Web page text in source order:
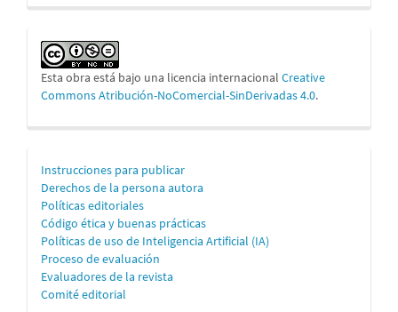
Esta obra está bajo una licencia internacional Creative
Commons Atribución-NoComercial-SinDerivadas 4.0.
Información
para
personas
autoras
Instrucciones para publicar
Derechos de la persona autora
Políticas editoriales
Código ética y buenas prácticas
Políticas de uso de Inteligencia Artificial (IA)
Proceso de evaluación
Evaluadores de la revista
Comité editorial